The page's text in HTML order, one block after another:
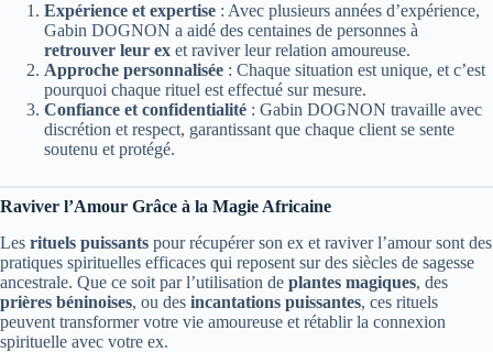
Expérience et expertise : Avec plusieurs années d’expérience,
Gabin DOGNON a aidé des centaines de personnes à
retrouver leur ex et raviver leur relation amoureuse.
Approche personnalisée : Chaque situation est unique, et c’est
pourquoi chaque rituel est effectué sur mesure.
Confiance et confidentialité : Gabin DOGNON travaille avec
discrétion et respect, garantissant que chaque client se sente
soutenu et protégé.
Raviver l’Amour Grâce à la Magie Africaine
Les rituels puissants pour récupérer son ex et raviver l’amour sont des
pratiques spirituelles efficaces qui reposent sur des siècles de sagesse
ancestrale. Que ce soit par l’utilisation de plantes magiques, des
prières béninoises, ou des incantations puissantes, ces rituels
peuvent transformer votre vie amoureuse et rétablir la connexion
spirituelle avec votre ex.